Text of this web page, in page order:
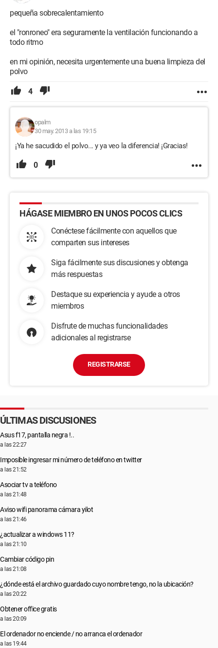
pequeña sobrecalentamiento
el "ronroneo" era seguramente la ventilación funcionando a
todo ritmo
en mi opinión, necesita urgentemente una buena limpieza del
polvo
4
opalm
30 may. 2013 a las 19:15
¡Ya he sacudido el polvo... y ya veo la diferencia! ¡Gracias!
0
HÁGASE MIEMBRO EN UNOS POCOS CLICS
Conéctese fácilmente con aquellos que
comparten sus intereses
Siga fácilmente sus discusiones y obtenga
más respuestas
Destaque su experiencia y ayude a otros
miembros
Disfrute de muchas funcionalidades
adicionales al registrarse
REGISTRARSE
ÚLTIMAS DISCUSIONES
Asus f17, pantalla negra !..
a las 22:27
Imposible ingresar mi número de teléfono en twitter
a las 21:52
Asociar tv a teléfono
a las 21:48
Aviso wifi panorama cámara yilot
a las 21:46
¿actualizar a windows 11?
a las 21:10
Cambiar código pin
a las 21:08
¿dónde está el archivo guardado cuyo nombre tengo, no la ubicación?
a las 20:22
Obtener office gratis
a las 20:09
El ordenador no enciende / no arranca el ordenador
a las 19:44